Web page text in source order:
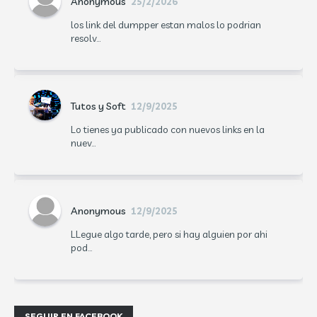
los link del dumpper estan malos lo podrian
resolv...
Tutos y Soft 12/9/2025
Lo tienes ya publicado con nuevos links en la
nuev...
Anonymous 12/9/2025
LLegue algo tarde, pero si hay alguien por ahi
pod...